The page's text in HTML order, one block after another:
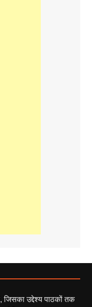
जिसका उद्देश्य पाठकों तक